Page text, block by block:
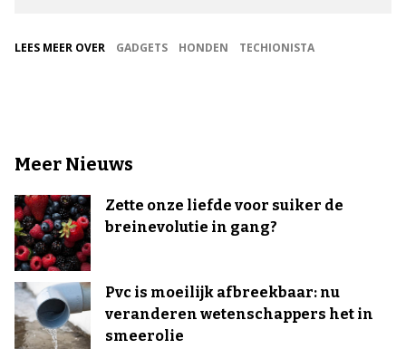
LEES MEER OVER GADGETS HONDEN TECHIONISTA
Meer Nieuws
Zette onze liefde voor suiker de
breinevolutie in gang?
Pvc is moeilijk afbreekbaar: nu
veranderen wetenschappers het in
smeerolie